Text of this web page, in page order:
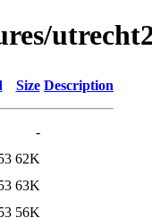
Size Description
-
62K
63K
56K